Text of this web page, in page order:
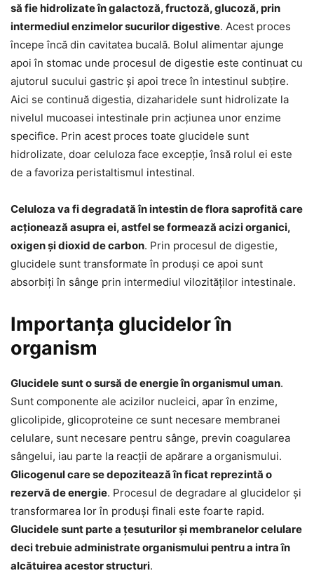
să fie hidrolizate în galactoză, fructoză, glucoză, prin
intermediul enzimelor sucurilor digestive. Acest proces
începe încă din cavitatea bucală. Bolul alimentar ajunge
apoi în stomac unde procesul de digestie este continuat cu
ajutorul sucului gastric și apoi trece în intestinul subțire.
Aici se continuă digestia, dizaharidele sunt hidrolizate la
nivelul mucoasei intestinale prin acțiunea unor enzime
specifice. Prin acest proces toate glucidele sunt
hidrolizate, doar celuloza face excepție, însă rolul ei este
de a favoriza peristaltismul intestinal.
Celuloza va fi degradată în intestin de flora saprofită care
acționează asupra ei, astfel se formează acizi organici,
oxigen și dioxid de carbon. Prin procesul de digestie,
glucidele sunt transformate în produși ce apoi sunt
absorbiți în sânge prin intermediul vilozităților intestinale.
Importanța glucidelor în
organism
Glucidele sunt o sursă de energie în organismul uman.
Sunt componente ale acizilor nucleici, apar în enzime,
glicolipide, glicoproteine ce sunt necesare membranei
celulare, sunt necesare pentru sânge, previn coagularea
sângelui, iau parte la reacții de apărare a organismului.
Glicogenul care se depozitează în ficat reprezintă o
rezervă de energie. Procesul de degradare al glucidelor și
transformarea lor în produși finali este foarte rapid.
Glucidele sunt parte a țesuturilor și membranelor celulare
deci trebuie administrate organismului pentru a intra în
alcătuirea acestor structuri.